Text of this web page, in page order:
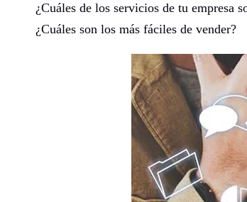
¿Cuáles de los servicios de tu empresa
¿Cuáles son los más fáciles de vender?